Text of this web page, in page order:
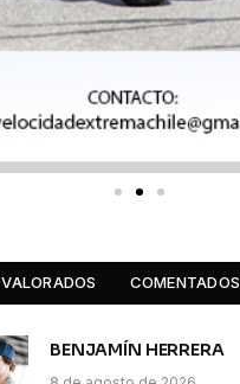
VALORADOS COMENTADOS
BENJAMÍN HERRERA